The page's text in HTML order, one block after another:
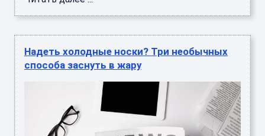
Надеть холодные носки? Три необычных
способа заснуть в жару